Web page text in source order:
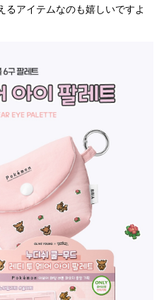
るアイテムなのも嬉しいですよ